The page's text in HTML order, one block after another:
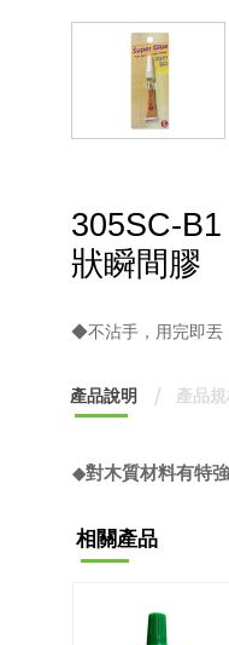
305SC-
狀瞬間膠
◆不沾手，用完即丟
產品說明 產品
◆對木質材料有特
相關產品